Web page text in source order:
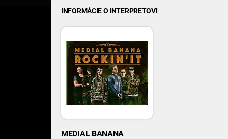
INFORMÁCIE O INTERPRETOVI
MEDIAL BANANA